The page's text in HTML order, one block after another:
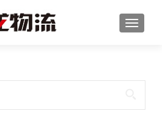
切换导